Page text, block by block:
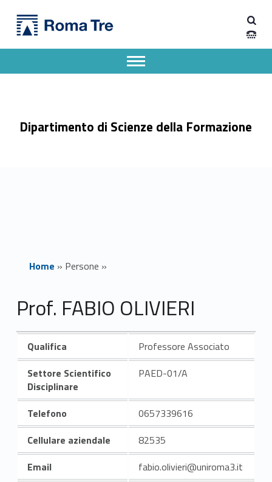
Prof. FABIO OLIVIERI ricerca - Dipartimento di Scienze della Formazione
Dipartimento di Scienze della Formazione dell'Università degli Studi Roma Tre
Dipartimento di Scienze della Formazione
Apri il menu secondario
Header info sidebar
Home » Persone »
Prof. FABIO OLIVIERI
Qualifica
Professore Associato
Settore Scientifico
Disciplinare
PAED-01/A
Telefono
0657339616
Cellulare aziendale
82535
Email
fabio.olivieri@uniroma3.it